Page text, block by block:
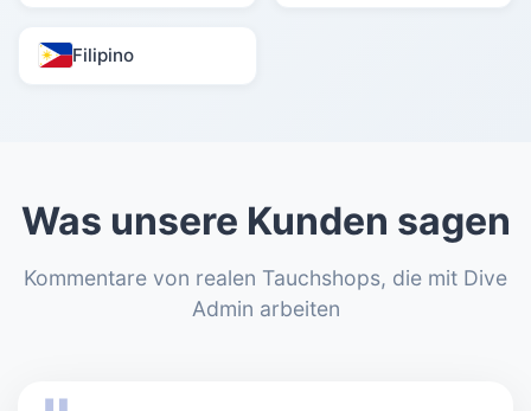
Filipino
Was unsere Kunden sagen
Kommentare von realen Tauchshops, die mit Dive
Admin arbeiten